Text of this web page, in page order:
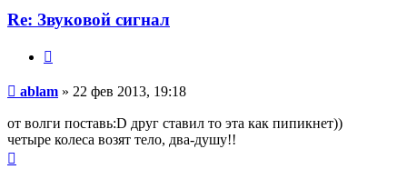
Re: Звуковой сигнал
Сообщение
ablam » 22 фев 2013, 19:18
от волги поставь:D друг ставил то эта как пипикнет))
четыре колеса возят тело, два-душу!!